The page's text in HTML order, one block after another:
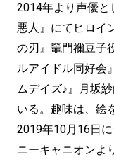
2014年より声優と
悪人』にてヒロイ
の刃』竈門禰豆子
ルアイドル同好会
ムデイズ♪』月坂
いる。趣味は、絵
2019年10月16日
ニーキャニオンよ